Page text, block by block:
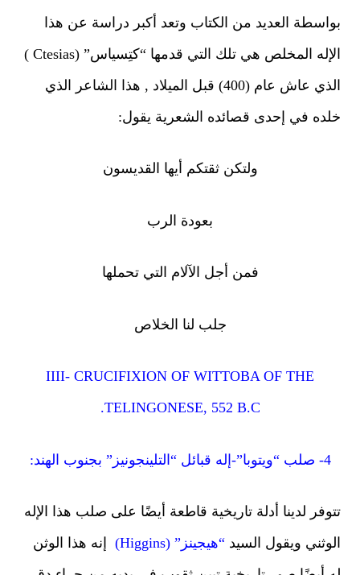
العديد من الكتاب وتعد أكبر دراسة عن هذا
الإله المخلص هي تلك التي قدمها “كتِسياس” (Ctesias )
الذي عاش عام (400) قبل الميلاد , هذا الشاعر الذي
في إحدى قصائده الشعرية يقول:
ولتكن ثقتكم أيها القديسون
بعودة الرب
فمن أجل الآلام التي تحملها
جلب لنا الخلاص
IIII- CRUCIFIXION OF WITTOBA OF THE
TELINGONESE, 552 B.C.
لدينا أدلة تاريخية قاطعة أيضًا على صلب هذا الإله
ويقول السيد“هيجينز” (Higgins)
إنه هذا الوثن